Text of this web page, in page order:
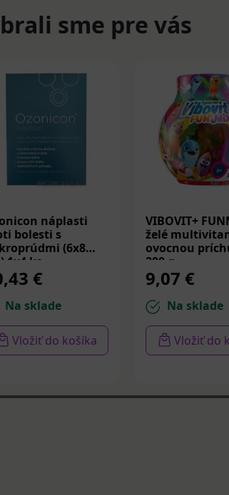
sme pre vás
náplasti
bolesti s
(6x8
1x4 ks
€
Na sklade
Vložiť do košíka
VIBOVIT+
želé
ovocnou
200 g
9,07 €
Na sklade
Vložiť do